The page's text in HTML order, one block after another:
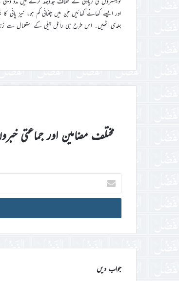
اور ایسے کھانے کھائیں جن میں چکنائی کم ہو۔ نیز
جلدی اٹھیں۔ اس طرح ہی رائل جیلی کے استعمال سے
مختلف مضامین اور جماعتی
اپنا
ای
میل
ڈی
جواب دیں